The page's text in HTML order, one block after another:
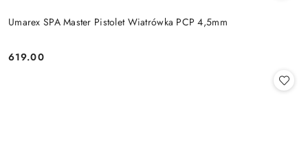
Umarex SPA Master Pistolet Wiatrówka PCP 4,5mm
Cena:
619.00